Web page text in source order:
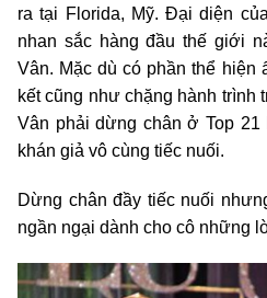
ra tại Florida, Mỹ. Đại diện
nhan sắc hàng đầu thế giới
Vân. Mặc dù có phần thể hiện
kết cũng như chặng hành trình
Vân phải dừng chân ở Top 21
khán giả vô cùng tiếc nuối.
Dừng chân đầy tiếc nuối
ngần ngại dành cho cô những